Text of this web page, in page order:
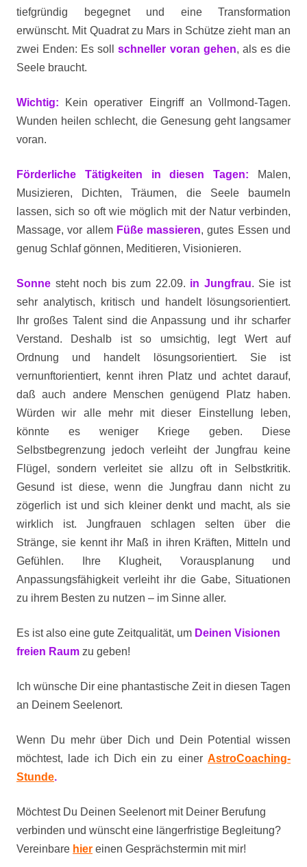
tiefgründig begegnet und eine Transformation
erwünscht. Mit Quadrat zu Mars in Schütze zieht man an
zwei Enden: Es sollschneller voran gehen, als es die
Seele braucht.
Wichtig: Kein operativer Eingriff an Vollmond-Tagen.
Wunden heilen schlecht, die Genesung geht langsamer
voran.
Förderliche Tätigkeiten in diesen Tagen: Malen,
Musizieren, Dichten, Träumen, die Seele baumeln
lassen, sich so oft wie möglich mit der Natur verbinden,
Massage, vor allem Füße massieren, gutes Essen und
genug Schlaf gönnen, Meditieren, Visionieren.
Sonne steht noch bis zum 22.09. in Jungfrau. Sie ist
sehr analytisch, kritisch und handelt lösungsorientiert.
Ihr großes Talent sind die Anpassung und ihr scharfer
Verstand. Deshalb ist so umsichtig, legt Wert auf
Ordnung und handelt lösungsorientiert. Sie ist
vernunftorientiert, kennt ihren Platz und achtet darauf,
daß auch andere Menschen genügend Platz haben.
Würden wir alle mehr mit dieser Einstellung leben,
könnte es weniger Kriege geben. Diese
Selbstbegrenzung jedoch verleiht der Jungfrau keine
Flügel, sondern verleitet sie allzu oft in Selbstkritik.
Gesund ist diese, wenn die Jungfrau dann nicht zu
zögerlich ist und sich kleiner denkt und macht, als sie
wirklich ist. Jungfrauen schlagen selten über die
Stränge, sie kennt ihr Maß in ihren Kräften, Mitteln und
Gefühlen. Ihre Klugheit, Vorausplanung und
Anpassungsfähigkeit verleiht ihr die Gabe, Situationen
zu ihrem Besten zu nutzen – im Sinne aller.
Es ist also eine gute Zeitqualität, um Deinen Visionen
freien Raum zu geben!
Ich wünsche Dir eine phantastische Zeit in diesen Tagen
an Deinem Seelenort.
Wenn Du mehr über Dich und Dein Potential wissen
möchtest, lade ich Dich ein zu einer AstroCoaching-
Stunde.
Möchtest Du Deinen Seelenort mit Deiner Berufung
verbinden und wünscht eine längerfristige Begleitung?
Vereinbare hier einen Gesprächstermin mit mir!